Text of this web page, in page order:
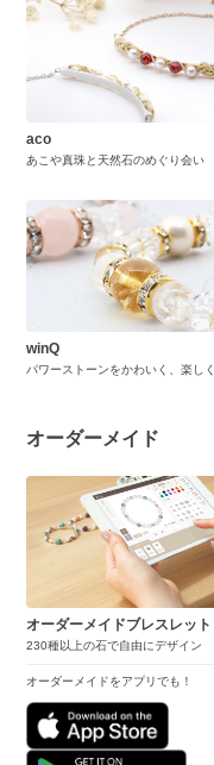
aco
あこや真珠と天然石のめぐり会い
winQ
パワーストーンをかわいく、楽しく
オーダーメイド
オーダーメイドブレスレット
230種以上の石で自由にデザイン
オーダーメイドをアプリでも！